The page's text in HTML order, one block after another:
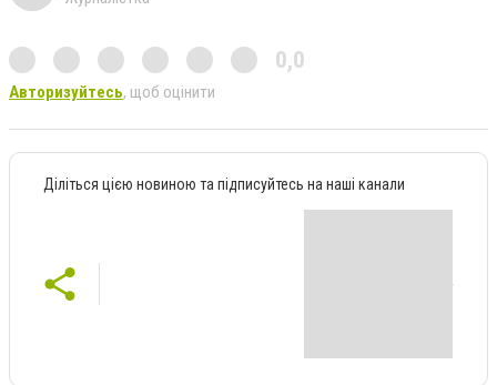
0,0
Авторизуйтесь, щоб оцінити
Діліться цією новиною та підписуйтесь на наші канали